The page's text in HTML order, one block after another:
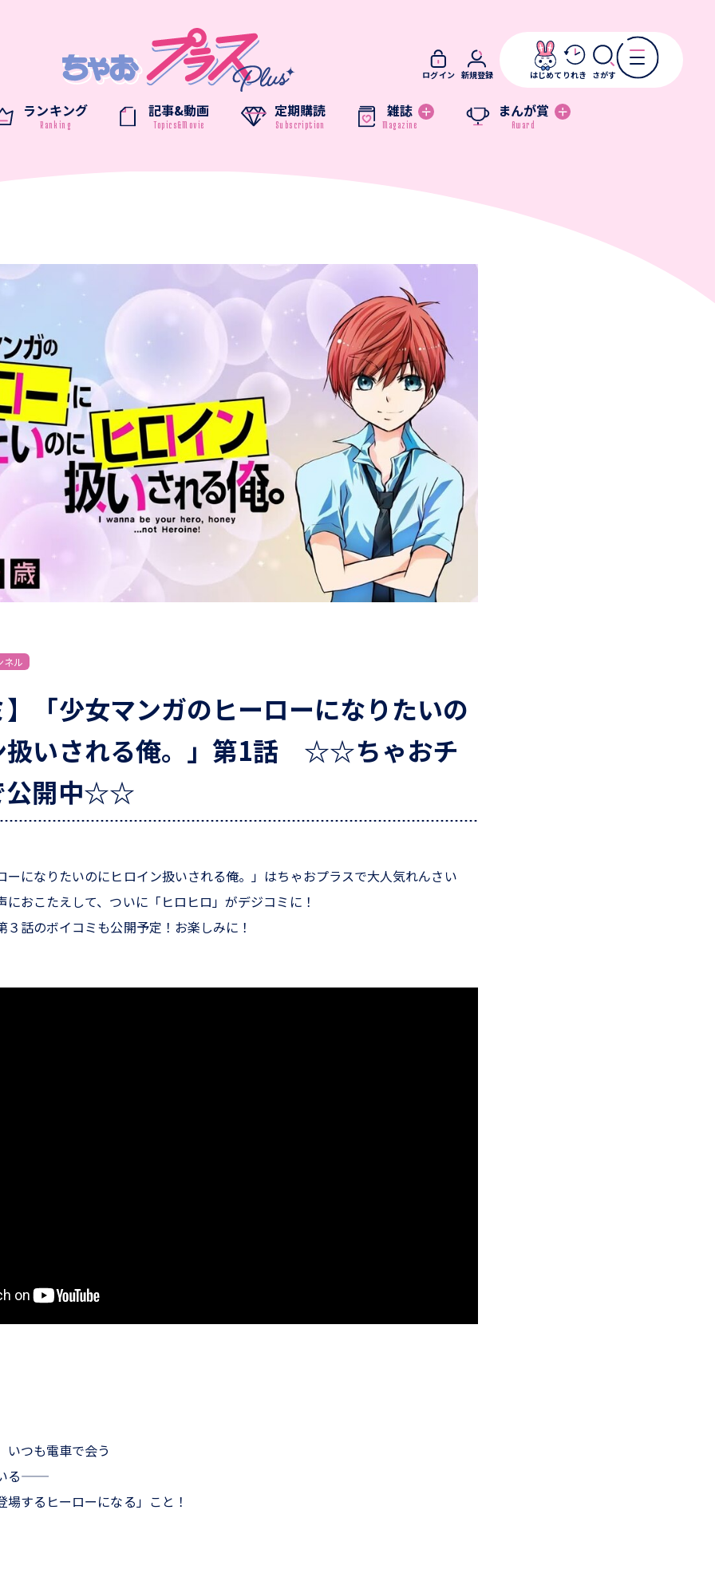
ランキング 記事&動画 定期購読 雑誌 まんが賞
ログイン 新規登録 はじめて りれき さがす
ネル
「少女マンガのヒーローになりたいの
扱いされる俺。」第1話 ☆☆ちゃおチ
公開中☆☆
ーになりたいのにヒロイン扱いされる俺。」はちゃおプラスで大人気れんさい
おこたえして、ついに「ヒロヒロ」がデジコミに！
話のボイコミも公開予定！お楽しみに！
いつも電車で会う
するヒーローになる」こと！